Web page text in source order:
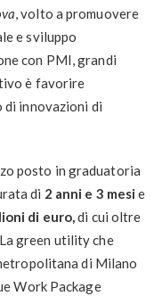
, volto a promuovere
e sviluppo
con PMI, grandi
è favorire
innovazioni di
posto in graduatoria
di 2 anni e 3 mesie
di euro,di cui oltre
La green utility che
di Milano
Work Package